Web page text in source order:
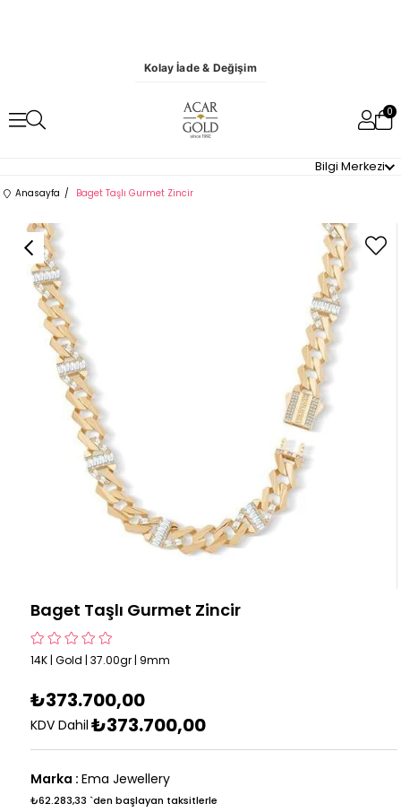
Kolay İade & Değişim
0
Bilgi Merkezi
Anasayfa Baget Taşlı Gurmet Zincir
Baget Taşlı Gurmet Zincir
14K | Gold | 37.00gr | 9mm
₺373.700,00
KDV Dahil ₺373.700,00
Marka : Ema Jewellery
₺62.283,33 `den başlayan taksitlerle